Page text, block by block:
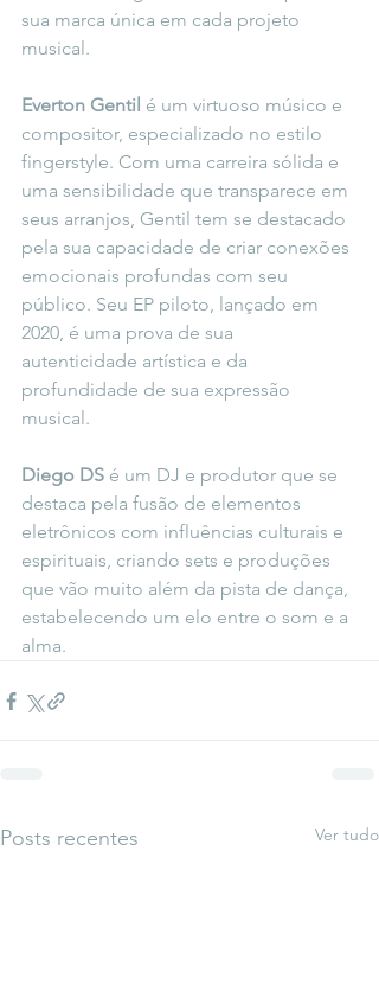
sua marca única em cada projeto
musical.
Everton Gentil é um virtuoso músico e
compositor, especializado no estilo
fingerstyle. Com uma carreira sólida e
uma sensibilidade que transparece em
seus arranjos, Gentil tem se destacado
pela sua capacidade de criar conexões
emocionais profundas com seu
público. Seu EP piloto, lançado em
2020, é uma prova de sua
autenticidade artística e da
profundidade de sua expressão
musical.
Diego DS é um DJ e produtor que se
destaca pela fusão de elementos
eletrônicos com influências culturais e
espirituais, criando sets e produções
que vão muito além da pista de dança,
estabelecendo um elo entre o som e a
alma.
Posts recentes Ver tudo